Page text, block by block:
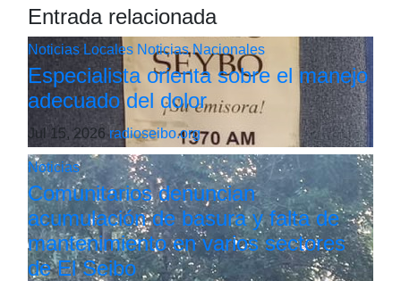
Entrada relacionada
Noticias Locales Noticias Nacionales
Especialista orienta sobre el manejo
adecuado del dolor
Jul 15, 2026radioseibo.org
Noticias
Comunitarios denuncian
acumulación de basura y falta de
mantenimiento en varios sectores
de El Seibo